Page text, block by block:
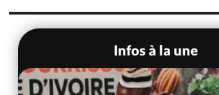
Infos à la une